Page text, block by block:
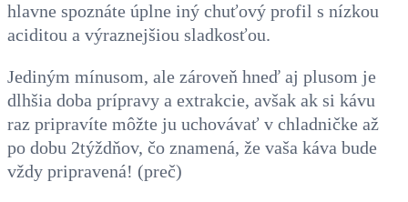
hlavne spoznáte úplne iný chuťový profil s nízkou
aciditou a výraznejšiou sladkosťou.
Jediným mínusom, ale zároveň hneď aj plusom je
dlhšia doba prípravy a extrakcie, avšak ak si kávu
raz pripravíte môžte ju uchovávať v chladničke až
po dobu 2týždňov, čo znamená, že vaša káva bude
vždy pripravená! (preč)